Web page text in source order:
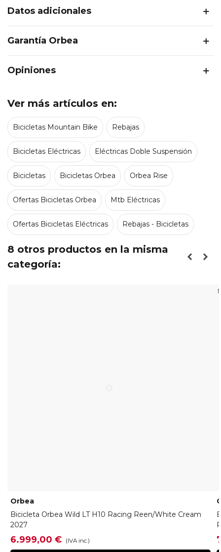
Datos adicionales
Garantía Orbea
Opiniones
Ver más artículos en:
Bicicletas Mountain Bike Rebajas
Bicicletas Eléctricas Eléctricas Doble Suspensión
Bicicletas Bicicletas Orbea Orbea Rise
Ofertas Bicicletas Orbea Mtb Eléctricas
Ofertas Bicicletas Eléctricas Rebajas - Bicicletas
8 otros productos en la misma
categoría:
Orbea
Bicicleta Orbea Wild LT H10 Racing Reen/White Cream
2027
6.999,00 € (IVA inc.)